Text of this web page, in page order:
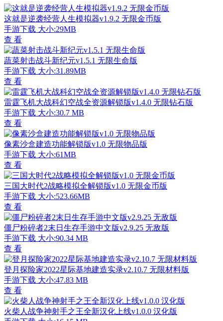
查 看
火柴人现代战争全资源解锁战斗进阶v300.1 无限版
查 看
汤匙宠物免费治愈养成手游v1.16.1 无限汤匙版
查 看
相关文章
更多+
06/27
米游社通行证邮箱解绑步骤详解
06/12
04/30
Flash中心运行异常解决方法
04/18
04/01
微博IP属地如何手动修改
04/01
EC文件作用解析与打开方法指南
03/30
有道云笔记导出Word文档操作指南
03/22
Wallpaper Engine动态壁纸制作教程
XMind思维导图导出图片全流程解析
03/19